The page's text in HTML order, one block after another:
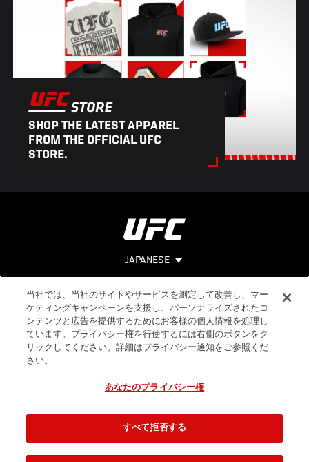
SHOP THE LATEST APPAREL
FROM THE OFFICIAL UFC
STORE.
JAPANESE
Footer ヘルプ
法的事項
利用規約
個人情報保
当社では、当社のサイトやサービスを測定して改善し、マー
ケティングキャンペーンを支援し、パーソナライズされたコ
ンテンツと広告を提供するためにお客様の個人情報を処理し
ています。プライバシー権を行使するには右側のボタンをク
リックしてください。詳細はプライバシー通知をご参照くだ
さい。
あなたのプライバシー権
すべて拒否する